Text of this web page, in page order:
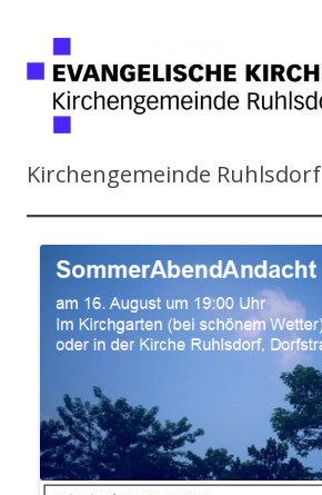
Kirchengemeinde Ruhlsdorf